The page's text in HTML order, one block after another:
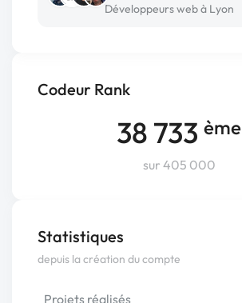
Codeur Rank
38 733 ème
sur 405 000
Statistiques
depuis la création du compte
Projets réalisés
Développeurs web à Lyon